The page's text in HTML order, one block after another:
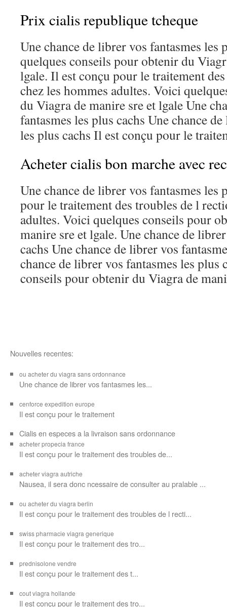
Prix cialis republique tcheque
Une chance de librer vos fantasmes les
quelques conseils pour obtenir du
lgale. Il est conçu pour le traitement
chez les hommes adultes. Voici
du Viagra de manire sre et lgale Une
fantasmes les plus cachs Une chance
les plus cachs Il est conçu pour le
Acheter cialis bon marche avec
Une chance de librer vos fantasmes les
pour le traitement des troubles de l
adultes. Voici quelques conseils pour
manire sre et lgale. Une chance de
cachs Une chance de librer vos
chance de librer vos fantasmes les plus
conseils pour obtenir du Viagra de
Nouvelles recentes:
ou acheter du viagra sans ordonnance
Une chance de librer vosfantasmes les...
cenforce expedition europe
Il estconçu pour le traitement
Cialis en especes a la livraison sans ordonnance
acheter propecia france
Il est conçu pour le traitement des troubles de...
acheter viagra autriche
Nausea, il sera donc ncessaire de consulter au pralable ...
ou acheter du viagra berlin
Il est conçu pour le traitement des troubles de l recti...
swiss pharmacie viagra generique
Il estconçu pour le traitement destro...
prednisolone vendre
Il est conçu pour le traitement des t...
cout viagra hollande
Il est conçu pour le traitement des tro...